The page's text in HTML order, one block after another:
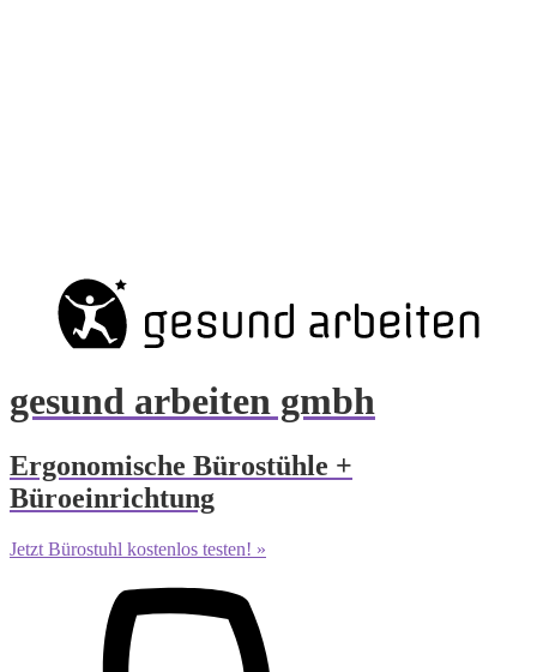
gesund arbeiten gmbh
Ergonomische Bürostühle +
Büroeinrichtung
Jetzt Bürostuhl kostenlos testen! »